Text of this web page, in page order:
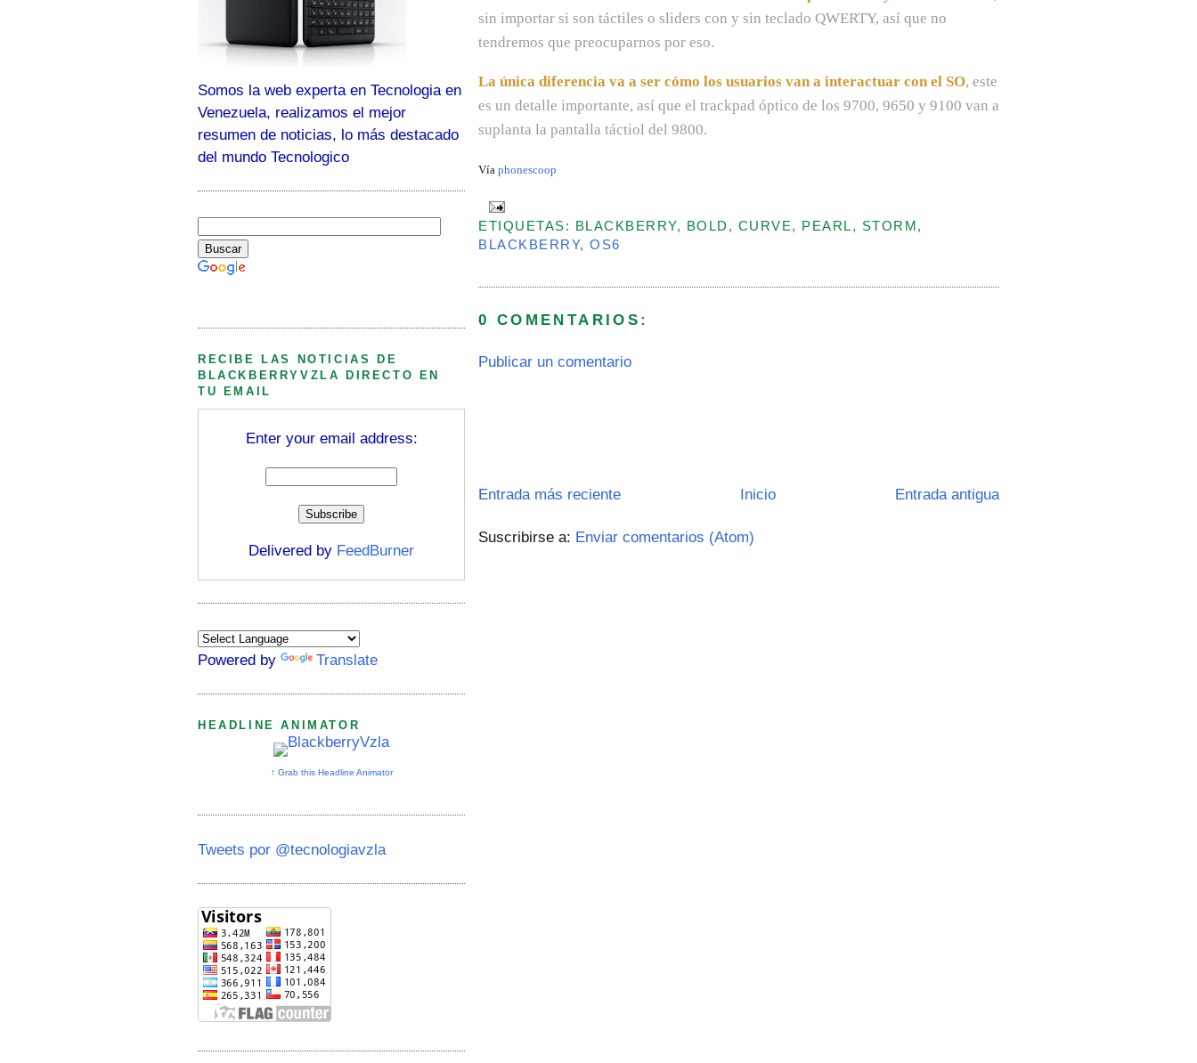
sin importar si son táctiles o sliders con y sin teclado QWERTY, así que no
tendremos que preocuparnos por eso.
La única diferencia va a ser cómo los usuarios van a interactuar con el SO, este
es un detalle importante, así que el trackpad óptico de los 9700, 9650 y 9100 van a
suplanta la pantalla táctiol del 9800.
Vía phonescoop
ETIQUETAS: BLACKBERRY, BOLD, CURVE, PEARL, STORM,
BLACKBERRY, OS6
0 COMENTARIOS:
Publicar un comentario
Entrada más reciente Entrada antigua
Inicio
Suscribirse a: Enviar comentarios (Atom)
Somos la web experta en Tecnologia en
Venezuela, realizamos el mejor
resumen de noticias, lo más destacado
del mundo Tecnologico
RECIBE LAS NOTICIAS DE
BLACKBERRYVZLA DIRECTO EN
TU EMAIL
Enter your email address:
Delivered by FeedBurner
Powered by Translate
HEADLINE ANIMATOR
↑ Grab this Headline Animator
Tweets por @tecnologiavzla